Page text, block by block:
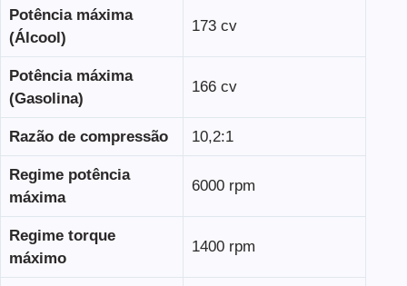
Potência máxima
(Álcool)
173 cv
Potência máxima
(Gasolina)
166 cv
Razão de compressão 10,2:1
Regime potência
máxima
6000 rpm
Regime torque
máximo
1400 rpm